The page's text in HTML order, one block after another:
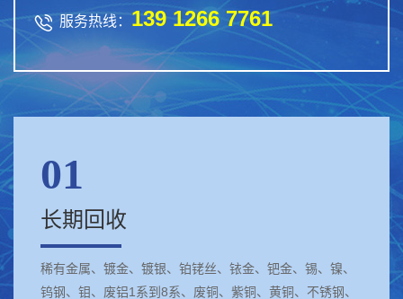
 服务热线： 139 1266 7761
01
长期回收
稀有金属、镀金、镀银、铂铑丝、铱金、钯金、锡、镍、
钨钢、钼、废铝1系到8系、废铜、紫铜、黄铜、不锈钢、